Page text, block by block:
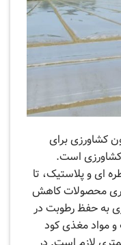
کشاورزی برای
کشاورزی است.
‌ای و پلاستیک، تا
محصولات کاهش
به حفظ رطوبت در
مواد مغذی کود